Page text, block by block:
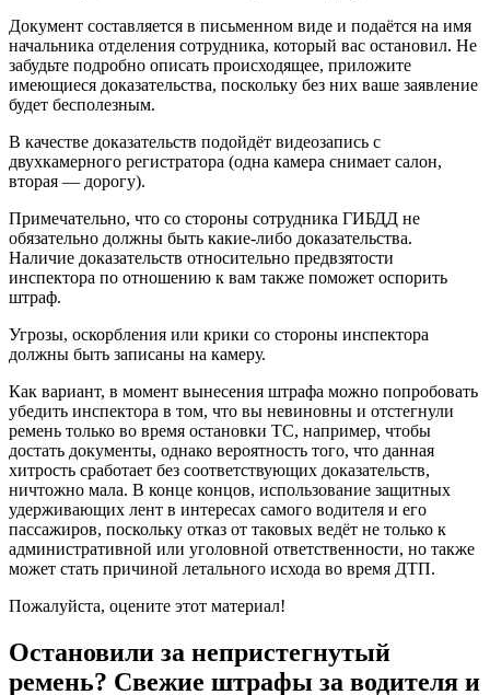
Документ составляется в письменном виде и подаётся на имя
начальника отделения сотрудника, который вас остановил. Не
забудьте подробно описать происходящее, приложите
имеющиеся доказательства, поскольку без них ваше заявление
будет бесполезным.
В качестве доказательств подойдёт видеозапись с
двухкамерного регистратора (одна камера снимает салон,
вторая — дорогу).
Примечательно, что со стороны сотрудника ГИБДД не
обязательно должны быть какие-либо доказательства.
Наличие доказательств относительно предвзятости
инспектора по отношению к вам также поможет оспорить
штраф.
Угрозы, оскорбления или крики со стороны инспектора
должны быть записаны на камеру.
Как вариант, в момент вынесения штрафа можно попробовать
убедить инспектора в том, что вы невиновны и отстегнули
ремень только во время остановки ТС, например, чтобы
достать документы, однако вероятность того, что данная
хитрость сработает без соответствующих доказательств,
ничтожно мала. В конце концов, использование защитных
удерживающих лент в интересах самого водителя и его
пассажиров, поскольку отказ от таковых ведёт не только к
административной или уголовной ответственности, но также
может стать причиной летального исхода во время ДТП.
Пожалуйста, оцените этот материал!
Остановили за непристегнутый
ремень? Свежие штрафы за водителя и